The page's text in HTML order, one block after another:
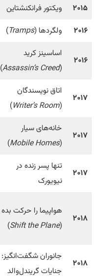
۲۰۱۵
ویکتور فرانکنشتاین
۲۰۱۶
ولگردها (Tramps
)
۲۰۱۶
اساسینز کرید
(
Assassin’s Creed
)
۲۰۱۷
اتاق نویسندگان
(
Writer’s Room
)
۲۰۱۷
خانه‌های سیار
(
Mobile Homes
)
۲۰۱۷
تنها پسر زنده در
نیویورک
۲۰۱۸
هواپیما را حرکت بده
(
Shift the Plane
)
۲۰۱۸
جانوران شگفت‌انگیز:
جنایات گریندل‌والد